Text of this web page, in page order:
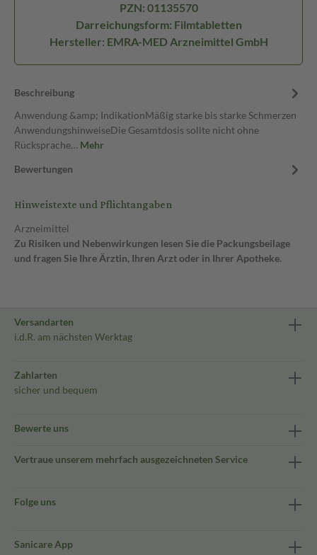
PZN: 01135570
Darreichungsform: Filmtabletten
Hersteller: EMRA-MED Arzneimittel GmbH
Beschreibung
Anwendung &amp; IndikationMäßig starke bis starke Schmerzen
AnwendungshinweiseDie Gesamtdosis sollte nicht ohne
Rücksprache… Mehr
Bewertungen
Hinweistexte und Pflichtangaben
Arzneimittel
Zu Risiken und Nebenwirkungen lesen Sie die Packungsbeilage
und fragen Sie Ihre Ärztin, Ihren Arzt oder in Ihrer Apotheke.
Versandarten
i.d.R. am nächsten Werktag
Zahlarten
sicher und bequem
Bewerte uns
Vertraue unserem mehrfach ausgezeichneten Service
Folge uns
Sanicare App